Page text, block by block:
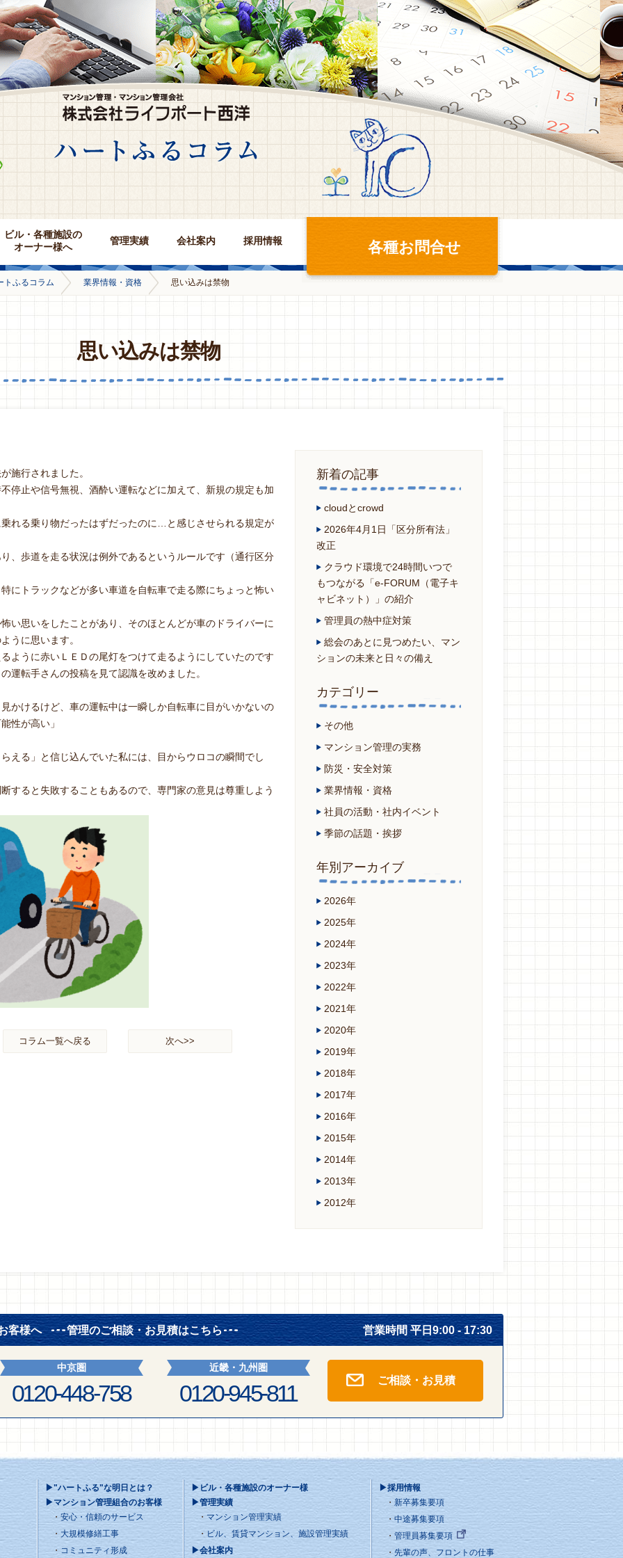
ビル・各種施設の
オーナー様へ
管理実績 会社案内 採用情報 各種お問合せ
トふるコラム 業界情報・資格 思い込みは禁物
思い込みは禁物
施行されました。
停止や信号無視、酒酔い運転などに加えて、新規の規定も加
れる乗り物だったはずだったのに…と感じさせられる規定が
、歩道を走る状況は例外であるというルールです（通行区分
にトラックなどが多い車道を自転車で走る際にちょっと怖い
い思いをしたことがあり、そのほとんどが車のドライバーに
うに思います。
ように赤いＬＥＤの尾灯をつけて走るようにしていたのです
運転手さんの投稿を見て認識を改めました。
かけるけど、車の運転中は一瞬しか自転車に目がいかないの
性が高い」
える」と信じ込んでいた私には、目からウロコの瞬間でし
すると失敗することもあるので、専門家の意見は尊重しよう
コラム一覧へ戻る 次へ>>
新着の記事
cloudとcrowd
2026年4月1日「区分所有法」
改正
クラウド環境で24時間いつで
もつながる「e-FORUM（電子キ
ャビネット）」の紹介
管理員の熱中症対策
総会のあとに見つめたい、マン
ションの未来と日々の備え
カテゴリー
その他
マンション管理の実務
防災・安全対策
業界情報・資格
社員の活動・社内イベント
季節の話題・挨拶
年別アーカイブ
2026年
2025年
2024年
2023年
2022年
2021年
2020年
2019年
2018年
2017年
2016年
2015年
2014年
2013年
2012年
客様へ 管理のご相談・お見積はこちら 営業時間 平日9:00 - 17:30
中京圏
0120-448-758
近畿・九州圏
0120-945-811 ご相談・お見積
▶"ハートふる"な明日とは？
▶マンション管理組合のお客様
安心・信頼のサービス
大規模修繕工事
コミュニティ形成
▶ビル・各種施設のオーナー様
▶管理実績
マンション管理実績
ビル、賃貸マンション、施設管理実績
▶会社案内
▶採用情報
新卒募集要項
中途募集要項
管理員募集要項
先輩の声、フロントの仕事